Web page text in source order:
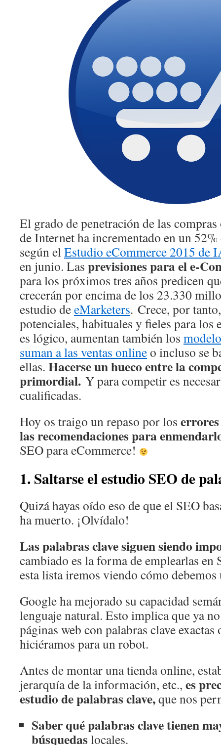
El grado de penetración de las
de Internet ha incrementado en un
según elEstudio eCommerce 2015 de
en junio. Las previsiones para el e-
para los próximos tres años predicen
crecerán por encima de los 23.330
estudio deeMarketers. Crece, por
potenciales, habituales y fieles para los
es lógico, aumentan también los
suman a las ventas onlineo incluso se
ellas. Hacerse un hueco entre la
primordial. Y para competir es
cualificadas.
Hoy os traigo un repaso por los
las recomendaciones para
SEO para eCommerce!
1. Saltarse el estudio SEO de
Quizá hayas oído eso de que el SEO
ha muerto. ¡Olvídalo!
Las palabras clave siguen siendo
cambiado es la forma de emplearlas en
esta lista iremos viendo cómo debemos
Google ha mejorado su capacidad
lenguaje natural. Esto implica que ya
páginas web con palabras clave
hiciéramos para un robot.
Antes de montar una tienda online,
jerarquía de la información, etc., es
estudio de palabras clave,que nos
Saber qué palabras clave tienen
búsquedaslocales.